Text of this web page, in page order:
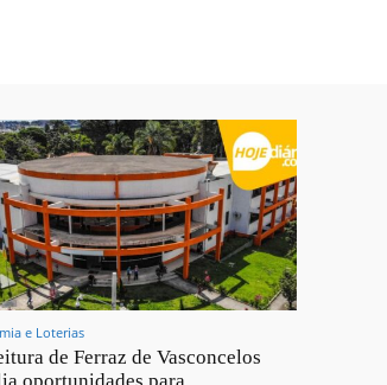
e Loterias
de Ferraz de Vasconcelos